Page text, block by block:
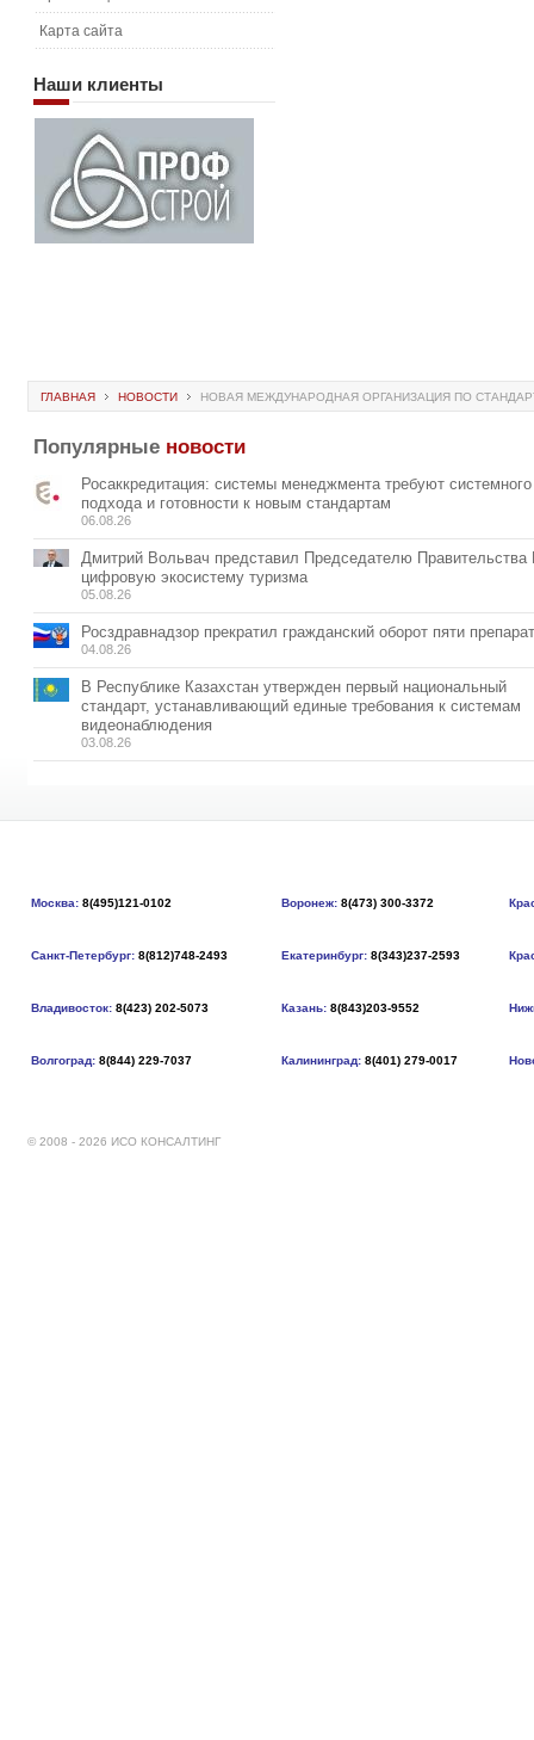
Карта сайта
Наши клиенты
ГЛАВНАЯ НОВОСТИ НОВАЯ МЕЖДУНАРОДНАЯ ОРГАНИЗАЦИЯ ПО
Популярные новости
Росаккредитация: системы менеджмента требуют системного
подхода и готовности к новым стандартам
06.08.26
Дмитрий Вольвач представил Председателю
цифровую экосистему туризма
05.08.26
Росздравнадзор прекратил гражданский оборот пяти
04.08.26
В Республике Казахстан утвержден первый национальный
стандарт, устанавливающий единые требования к системам
видеонаблюдения
03.08.26
Москва: 8(495)121-0102 Воронеж: 8(473) 300-3372
Санкт-Петербург: 8(812)748-2493 Екатеринбург: 8(343)237-2593
Владивосток: 8(423) 202-5073 Казань: 8(843)203-9552
Волгоград: 8(844) 229-7037 Калининград: 8(401) 279-0017
© 2008 - 2026 ИСО КОНСАЛТИНГ